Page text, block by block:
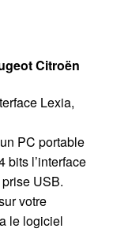
Citroën
Lexia,
PC portable
bits l’interface
USB.
votre
le logiciel